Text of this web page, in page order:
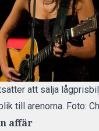
att sälja
till arenorna. Foto:
affär